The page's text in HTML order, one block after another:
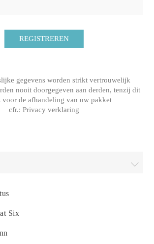
gegevens worden strikt vertrouwelijk
nooit doorgegeven aan derden, tenzij dit
voor de afhandeling van uw pakket
cfr.: Privacy verklaring
Six